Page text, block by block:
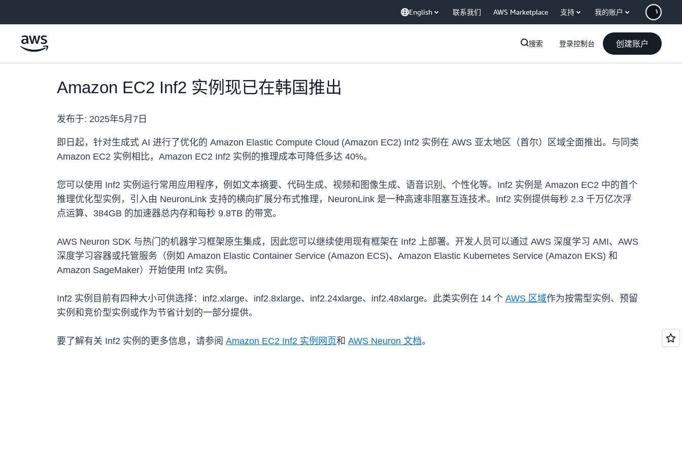
English 联系我们 AWS Marketplace 支持 我的账户
搜索 登录控制台 创建账户
Amazon EC2 Inf2 实例现已在韩国推出
发布于: 2025年5月7日
即日起，针对生成式 AI 进行了优化的 Amazon Elastic Compute Cloud (Amazon EC2) Inf2 实例在 AWS 亚太地区（首尔）区域全面推出。与同类
Amazon EC2 实例相比，Amazon EC2 Inf2 实例的推理成本可降低多达 40%。
您可以使用 Inf2 实例运行常用应用程序，例如文本摘要、代码生成、视频和图像生成、语音识别、个性化等。Inf2 实例是 Amazon EC2 中的首个
推理优化型实例，引入由 NeuronLink 支持的横向扩展分布式推理，NeuronLink 是一种高速非阻塞互连技术。Inf2 实例提供每秒 2.3 千万亿次浮
点运算、384GB 的加速器总内存和每秒 9.8TB 的带宽。
AWS Neuron SDK 与热门的机器学习框架原生集成，因此您可以继续使用现有框架在 Inf2 上部署。开发人员可以通过 AWS 深度学习 AMI、AWS
深度学习容器或托管服务（例如 Amazon Elastic Container Service (Amazon ECS)、Amazon Elastic Kubernetes Service (Amazon EKS) 和
Amazon SageMaker）开始使用 Inf2 实例。
Inf2 实例目前有四种大小可供选择：inf2.xlarge、inf2.8xlarge、inf2.24xlarge、inf2.48xlarge。此类实例在 14 个 AWS 区域作为按需型实例、预留
实例和竞价型实例或作为节省计划的一部分提供。
要了解有关 Inf2 实例的更多信息，请参阅 Amazon EC2 Inf2 实例网页和 AWS Neuron 文档。